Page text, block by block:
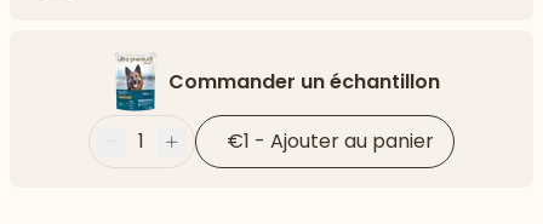
Commander un échantillon
Moins
1 Plus €1 - Ajouter au panier